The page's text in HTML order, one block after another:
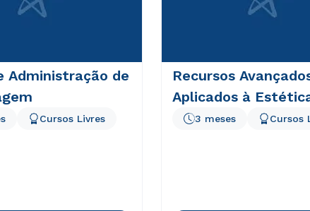
Administração de
Cursos Livres
Recursos
Aplicados à
3 meses Cursos